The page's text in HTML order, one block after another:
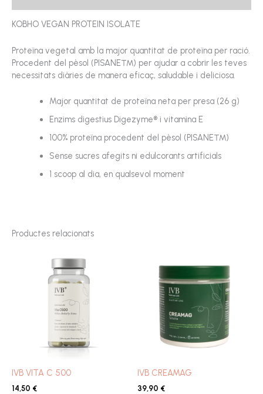
KOBHO VEGAN PROTEIN ISOLATE
Proteïna vegetal amb la major quantitat de proteïna per ració.
Procedent del pèsol (PISANE™) per ajudar a cobrir les teves
necessitats diàries de manera eficaç, saludable i deliciosa.
Major quantitat de proteïna neta per presa (26 g)
Enzims digestius Digezyme® i vitamina E
100% proteïna procedent del pèsol (PISANE™)
Sense sucres afegits ni edulcorants artificials
1 scoop al dia, en qualsevol moment
Productes relacionats
IVB VITA C 500
14,50 €
IVB CREAMAG
39,90 €